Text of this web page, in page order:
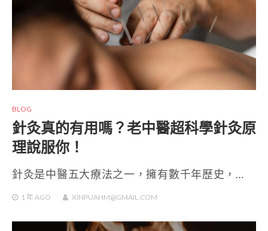
BLOG
針灸真的有用嗎？老中醫超科學針灸原
理說服你！
針灸是中醫五大療法之一，擁有數千年歷史，…
1 年 AGO XINPUAHM@GMAIL.COM